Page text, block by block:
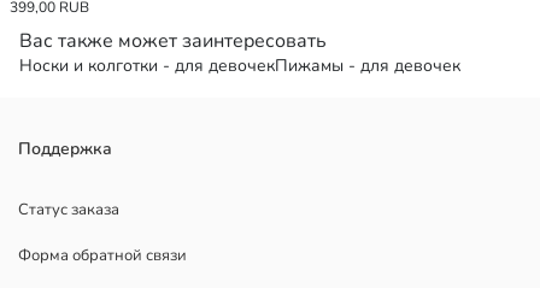
399,00 RUB
Вас также может заинтересовать
Носки и колготки - для девочекПижамы - для девочек
Поддержка
Статус заказа
Форма обратной связи